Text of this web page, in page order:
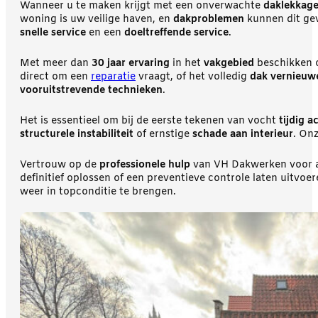
Wanneer u te maken krijgt met een onverwachte daklekkage
woning is uw veilige haven, en dakproblemen kunnen dit
snelle service en een doeltreffende service.
Met meer dan 30 jaar ervaring in het vakgebied beschikken
direct om een reparatie vraagt, of het volledig dak
vooruitstrevende technieken.
Het is essentieel om bij de eerste tekenen van vocht tijdig
structurele instabiliteit of ernstige schade aan interieur.
Vertrouw op de professionele hulp van VH Dakwerken voor
definitief oplossen of een preventieve controle laten
weer in topconditie te brengen.